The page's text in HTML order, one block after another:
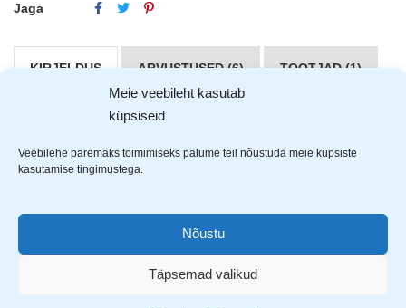
Meie veebileht kasutab
küpsiseid
Veebilehe paremaks toimimiseks palume teil nõustuda meie küpsiste
kasutamise tingimustega.
Nõustu
Täpsemad valikud
Jaga
KIRJELDUS ARVUSTUSED (6) TOOTJAD (1)
laste sandaalid on vahva disainiga ning jalas
Väga kerge kaaluline